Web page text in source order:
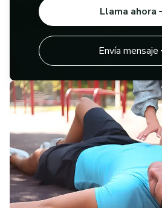
Llama ahora
Envía mensaje